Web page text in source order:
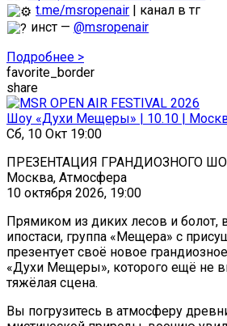
t.me/msropenair | канал в тг
инст —@msropenair
Подробнее >
favorite_border
share
Шоу «Духи Мещеры» | 10.10 |
Сб, 10 Окт 19:00
ПРЕЗЕНТАЦИЯ ГРАНДИОЗНОГО
Москва, Атмосфера
10 октября 2026, 19:00
Прямиком из диких лесов и болот,
ипостаси, группа «Мещера» с
презентует своё новое
«Духи Мещеры», которого ещё не
тяжёлая сцена.
Вы погрузитесь в атмосферу